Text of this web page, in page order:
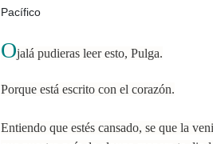
Pacífico
Ojalá pudieras leer esto, Pulga.
Porque está escrito con el corazón.
Entiendo que estés cansado, se que la